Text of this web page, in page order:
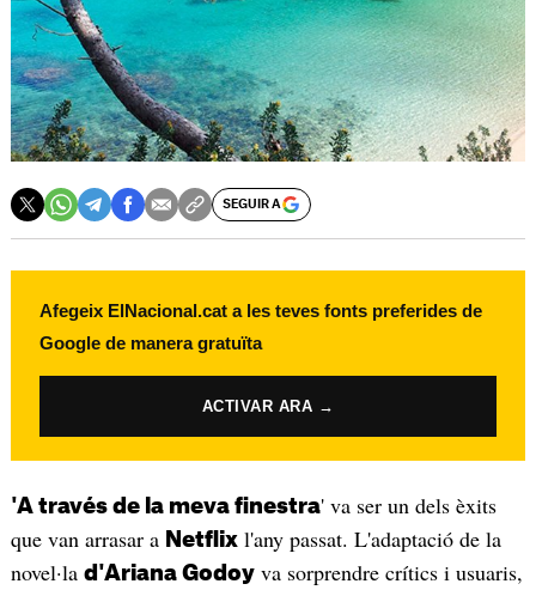
SEGUIR A
Afegeix ElNacional.cat a les teves fonts preferides de
Google de manera gratuïta
ACTIVAR ARA →
'A través de la meva finestra' va ser un dels èxits
que van arrasar a Netflixl'any passat. L'adaptació de la
novel·la d'Ariana Godoyva sorprendre crítics i usuaris,